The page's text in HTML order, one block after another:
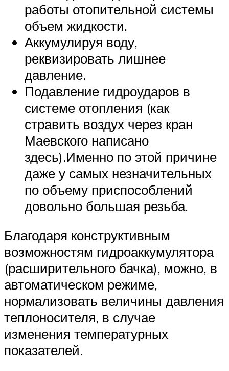
работы отопительной системы
объем жидкости.
Аккумулируя воду,
реквизировать лишнее
давление.
Подавление гидроударов в
системе отопления (как
стравить воздух через кран
Маевского написано
здесь).Именно по этой причине
даже у самых незначительных
по объему приспособлений
довольно большая резьба.
Благодаря конструктивным
возможностям гидроаккумулятора
(расширительного бачка), можно, в
автоматическом режиме,
нормализовать величины давления
теплоносителя, в случае
изменения температурных
показателей.